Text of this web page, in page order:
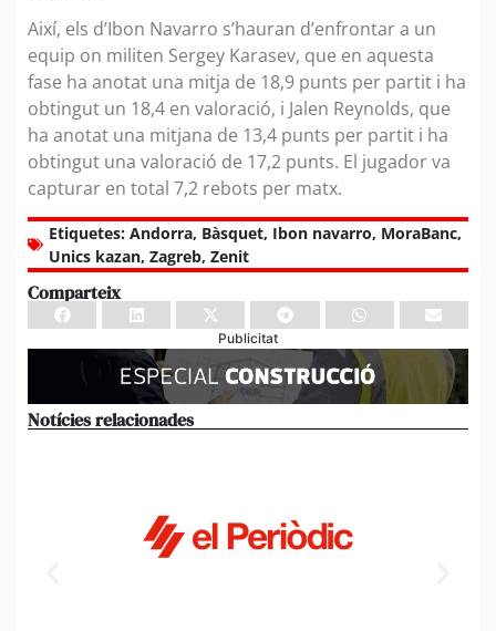
Així, els d’Ibon Navarro s’hauran d’enfrontar a un
equip on militen Sergey Karasev, que en aquesta
fase ha anotat una mitja de 18,9 punts per partit i ha
obtingut un 18,4 en valoració, i Jalen Reynolds, que
ha anotat una mitjana de 13,4 punts per partit i ha
obtingut una valoració de 17,2 punts. El jugador va
capturar en total 7,2 rebots per matx.
Etiquetes: Andorra, Bàsquet, Ibon navarro, MoraBanc,
Unics kazan, Zagreb, Zenit
Comparteix
Publicitat
Notícies relacionades